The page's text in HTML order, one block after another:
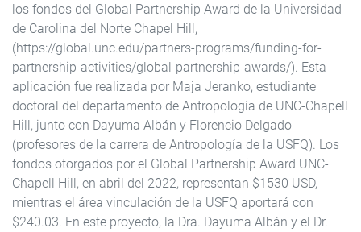
los fondos del Global Partnership Award de la Universidad
de Carolina del Norte Chapel Hill,
(https://global.unc.edu/partners-programs/funding-for-
partnership-activities/global-partnership-awards/). Esta
aplicación fue realizada por Maja Jeranko, estudiante
doctoral del departamento de Antropología de UNC-Chapell
Hill, junto con Dayuma Albán y Florencio Delgado
(profesores de la carrera de Antropología de la USFQ). Los
fondos otorgados por el Global Partnership Award UNC-
Chapell Hill, en abril del 2022, representan $1530 USD,
mientras el área vinculación de la USFQ aportará con
$240.03. En este proyecto, la Dra. Dayuma Albán y el Dr.